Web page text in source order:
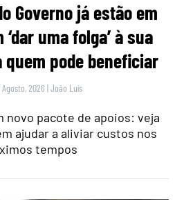
Governo já estão em
uma folga’ à sua
pode beneficiar
2026 |João Luís
novo pacote de apoios: veja
ajudar a aliviar custos nos
tempos